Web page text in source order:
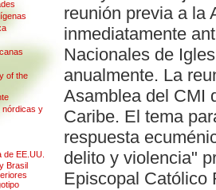
y of the
nórdicas y
de EE.UU.
Brasil
reunión previa a la
inmediatamente
Nacionales de
anualmente. La
Asamblea del CMI
Caribe. El tema
respuesta
delito y violencia"
Episcopal Católico